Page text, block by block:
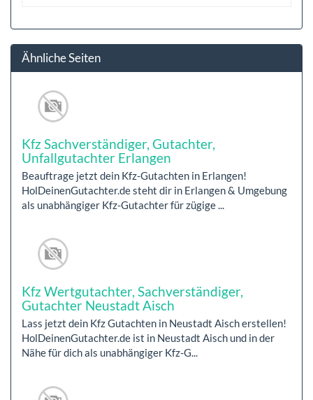
Ähnliche Seiten
Kfz Sachverständiger, Gutachter,
Unfallgutachter Erlangen
Beauftrage jetzt dein Kfz-Gutachten in Erlangen!
HolDeinenGutachter.de steht dir in Erlangen & Umgebung
als unabhängiger Kfz-Gutachter für zügige ...
Kfz Wertgutachter, Sachverständiger,
Gutachter Neustadt Aisch
Lass jetzt dein Kfz Gutachten in Neustadt Aisch erstellen!
HolDeinenGutachter.de ist in Neustadt Aisch und in der
Nähe für dich als unabhängiger Kfz-G...